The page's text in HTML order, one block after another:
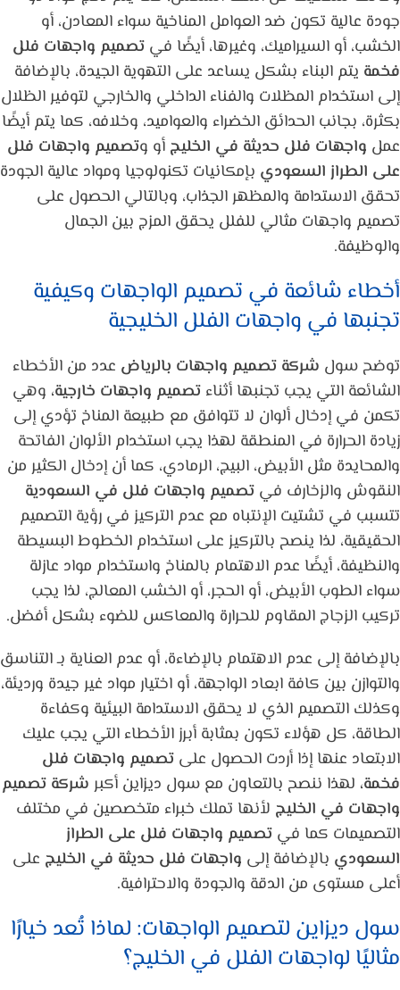
جودة عالية تكون ضد العوامل المناخية سواء المعادن، أو
الخشب، أو السيراميك، وغيرها، أيضًا في تصميم واجهات فلل
فخمة يتم البناء بشكل يساعد على التهوية الجيدة، بالإضافة
إلى استخدام المظلات والفناء الداخلي والخارجي لتوفير الظلال
بكثرة، بجانب الحدائق الخضراء والعواميد، وخلافه، كما يتم أيضًا
عمل واجهات فلل حديثة في الخليج أو وتصميم واجهات فلل
على الطراز السعودي بإمكانيات تكنولوجيا ومواد عالية الجودة
تحقق الاستدامة والمظهر الجذاب، وبالتالي الحصول على
تصميم واجهات مثالي للفلل يحقق المزج بين الجمال
والوظيفة.
أخطاء شائعة في تصميم الواجهات وكيفية
تجنبها في واجهات الفلل الخليجية
توضح سول شركة تصميم واجهات بالرياض عدد من الأخطاء
الشائعة التي يجب تجنبها أثناء تصميم واجهات خارجية، وهي
تكمن في إدخال ألوان لا تتوافق مع طبيعة المناخ تؤدي إلى
زيادة الحرارة في المنطقة لهذا يجب استخدام الألوان الفاتحة
والمحايدة مثل الأبيض، البيج، الرمادي، كما أن إدخال الكثير من
النقوش والزخارف في تصميم واجهات فلل في السعودية
تتسبب في تشتيت الإنتباه مع عدم التركيز في رؤية التصميم
الحقيقية، لذا ينصح بالتركيز على استخدام الخطوط البسيطة
والنظيفة، أيضًا عدم الاهتمام بالمناخ واستخدام مواد عازلة
سواء الطوب الأبيض، أو الحجر، أو الخشب المعالج، لذا يجب
تركيب الزجاج المقاوم للحرارة والمعاكس للضوء بشكل أفضل.
بالإضافة إلى عدم الاهتمام بالإضاءة، أو عدم العناية بـ التناسق
والتوازن بين كافة ابعاد الواجهة، أو اختيار مواد غير جيدة ورديئة،
وكذلك التصميم الذي لا يحقق الاستدامة البيئية وكفاءة
الطاقة، كل هؤلاء تكون بمثابة أبرز الأخطاء التي يجب عليك
الابتعاد عنها إذا أردت الحصول على تصميم واجهات فلل
فخمة، لهذا ننصح بالتعاون مع سول ديزاين أكبر شركة تصميم
واجهات في الخليج لأنها تملك خبراء متخصصين في مختلف
التصميمات كما في تصميم واجهات فلل على الطراز
السعودي بالإضافة إلى واجهات فلل حديثة في الخليج على
أعلى مستوى من الدقة والجودة والاحترافية.
سول ديزاين لتصميم الواجهات: لماذا تُعد خيارًا
مثاليًا لواجهات الفلل في الخليج؟